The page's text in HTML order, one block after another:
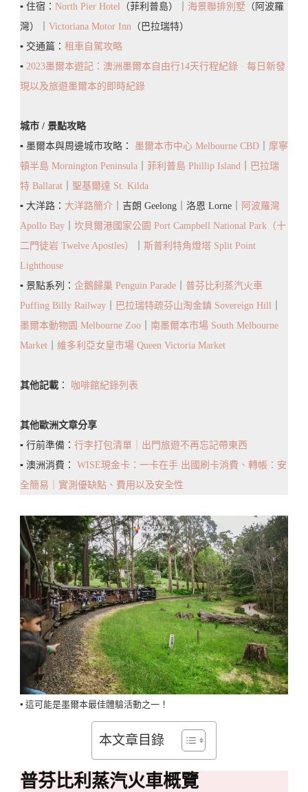
方
式、
意
To
Spend
Day
With
Puffing
Railway
▪️ 住宿： North Pier Hotel （菲利普島）｜ 海景聯排別墅 （阿波羅
灣）｜ Victoriana Motor Inn （巴拉瑞特）
▪️ 交通篇： 租車自駕攻略
▪️ 2023墨爾本遊記：澳洲墨爾本自由行14天行程紀錄 · 每日新發
現以及旅遊墨爾本的即時紀錄
城市 / 景點攻略
▪️ 墨爾本與周邊城市攻略： 墨爾本市中心 Melbourne CBD
摩寧
頓半島 Mornington Peninsula
菲利普島 Phillip Island
巴拉瑞
特 Ballarat
聖基爾達 St. Kilda
▪️ 大洋路： 大洋路簡介 ｜吉朗 Geelong｜洛恩 Lorne｜
阿波羅灣
Apollo Bay
坎貝爾港國家公園 Port Campbell National Park（十
二門徒岩 Twelve Apostles）
斯普利特角燈塔 Split Point
Lighthouse
▪️ 景點系列： 企鵝歸巢 Penguin Parade
普芬比利蒸汽火車
Puffing Billy Railway
巴拉瑞特疏芬山淘金鎮 Sovereign Hill
墨爾本動物園 Melbourne Zoo
南墨爾本市場 South Melbourne
Market
維多利亞女皇市場 Queen Victoria Market
其他記載 ： 咖啡館紀錄列表
其他歐洲文章分享
▪️ 行前準備： 行李打包清單｜出門旅遊不再忘記帶東西
▪️ 澳洲消費： WISE現金卡：一卡在手 出國刷卡消費、轉帳：安
全簡易｜實測優缺點、費用以及安全性
▪️ 這可能是墨爾本最佳體驗活動之一！
本文章目錄
普芬比利蒸汽火車概覽